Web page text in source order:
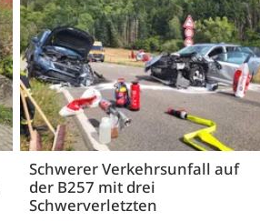
Schwerer Verkehrsunfall auf
der B257 mit drei
Schwerverletzten